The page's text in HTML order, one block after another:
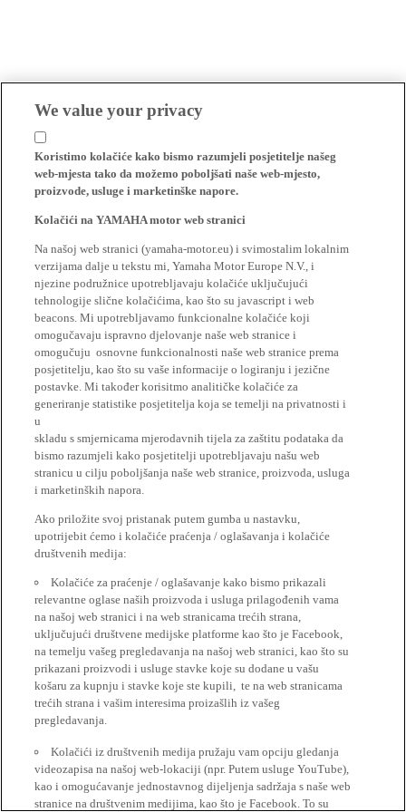
We value your privacy
Koristimo kolačiće kako bismo razumjeli posjetitelje našeg
web-mjesta tako da možemo poboljšati naše web-mjesto,
proizvode, usluge i marketinške napore.
Kolačići na YAMAHA motor web stranici
Na našoj web stranici (yamaha-motor.eu) i svimostalim lokalnim
verzijama dalje u tekstu mi, Yamaha Motor Europe N.V., i
njezine podružnice upotrebljavaju kolačiće uključujući
tehnologije slične kolačićima, kao što su javascript i web
beacons. Mi upotrebljavamo funkcionalne kolačiće koji
omogučavaju ispravno djelovanje naše web stranice i
omogučuju osnovne funkcionalnosti naše web stranice prema
posjetitelju, kao što su vaše informacije o logiranju i jezične
postavke. Mi također korisitmo analitičke kolačiće za
generiranje statistike posjetitelja koja se temelji na privatnosti i
u
skladu s smjernicama mjerodavnih tijela za zaštitu podataka da
bismo razumjeli kako posjetitelji upotrebljavaju našu web
stranicu u cilju poboljšanja naše web stranice, proizvoda, usluga
i marketinških napora.
Ako priložite svoj pristanak putem gumba u nastavku,
upotrijebit ćemo i kolačiće praćenja / oglašavanja i kolačiće
društvenih medija:
Kolačiće za praćenje / oglašavanje kako bismo prikazali
relevantne oglase naših proizvoda i usluga prilagođenih vama
na našoj web stranici i na web stranicama trećih strana,
uključujući društvene medijske platforme kao što je Facebook,
na temelju vašeg pregledavanja na našoj web stranici, kao što su
prikazani proizvodi i usluge stavke koje su dodane u vašu
košaru za kupnju i stavke koje ste kupili, te na web stranicama
trećih strana i vašim interesima proizašlih iz vašeg
pregledavanja.
Kolačići iz društvenih medija pružaju vam opciju gledanja
videozapisa na našoj web-lokaciji (npr. Putem usluge YouTube),
kao i omogućavanje jednostavnog dijeljenja sadržaja s naše web
stranice na društvenim medijima, kao što je Facebook. To su